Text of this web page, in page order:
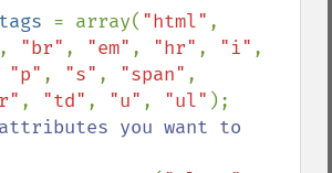
= array( "html"
, "br" , "em" , "hr" , "i"
"p" , "s" , "span"
, "td" , "u" , "ul"
you want to